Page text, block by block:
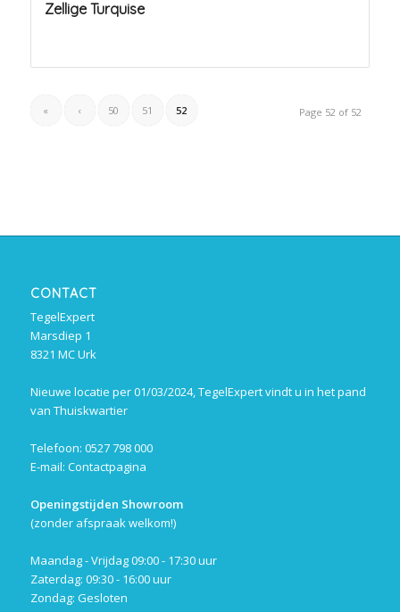
Zellige Turquise
Page 52 of 52
« ‹ 50 51 52
CONTACT
TegelExpert
Marsdiep 1
8321 MC Urk
Nieuwe locatie per 01/03/2024, TegelExpert vindt u in het pand
van Thuiskwartier
Telefoon: 0527 798 000
E-mail: Contactpagina
Openingstijden Showroom
(zonder afspraak welkom!)
Maandag - Vrijdag 09:00 - 17:30 uur
Zaterdag: 09:30 - 16:00 uur
Zondag: Gesloten